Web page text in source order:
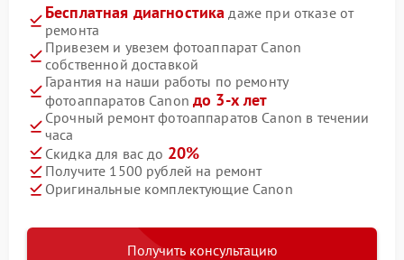
Бесплатная диагностика даже при отказе от
ремонта
Привезем и увезем фотоаппарат Canon
собственной доставкой
Гарантия на наши работы по ремонту
фотоаппаратов Canonдо 3-х лет
Срочный ремонт фотоаппаратов Canon в течении
часа
Скидка для вас до 20%
Получите 1500 рублей на ремонт
Оригинальные комплектующие Canon
Получить консультацию